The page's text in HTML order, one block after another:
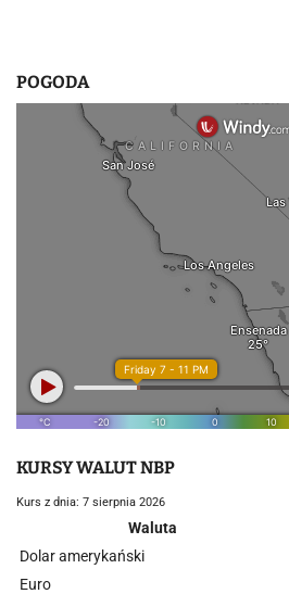
POGODA
KURSY WALUT NBP
Kurs z dnia: 7 sierpnia 2026
Waluta
Dolar amerykański
Euro